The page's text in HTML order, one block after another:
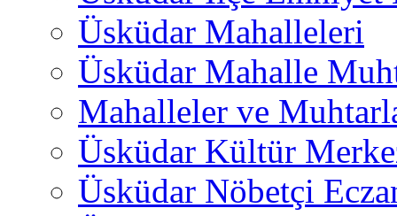
Üsküdar Mahalleleri
Üsküdar Mahalle
Mahalleler ve
Üsküdar Kültür
Üsküdar Nöbetçi